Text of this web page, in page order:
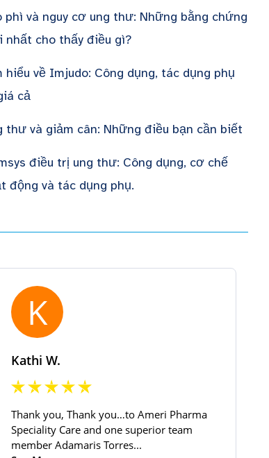
phì và nguy cơ ung thư: Những bằng chứng
nhất cho thấy điều gì?
hiểu về Imjudo: Công dụng, tác dụng phụ
cả
thư và giảm cân: Những điều bạn cần biết
điều trị ung thư: Công dụng, cơ chế
động và tác dụng phụ.